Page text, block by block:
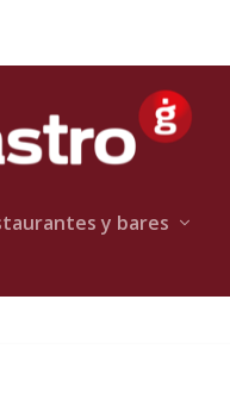
y bares